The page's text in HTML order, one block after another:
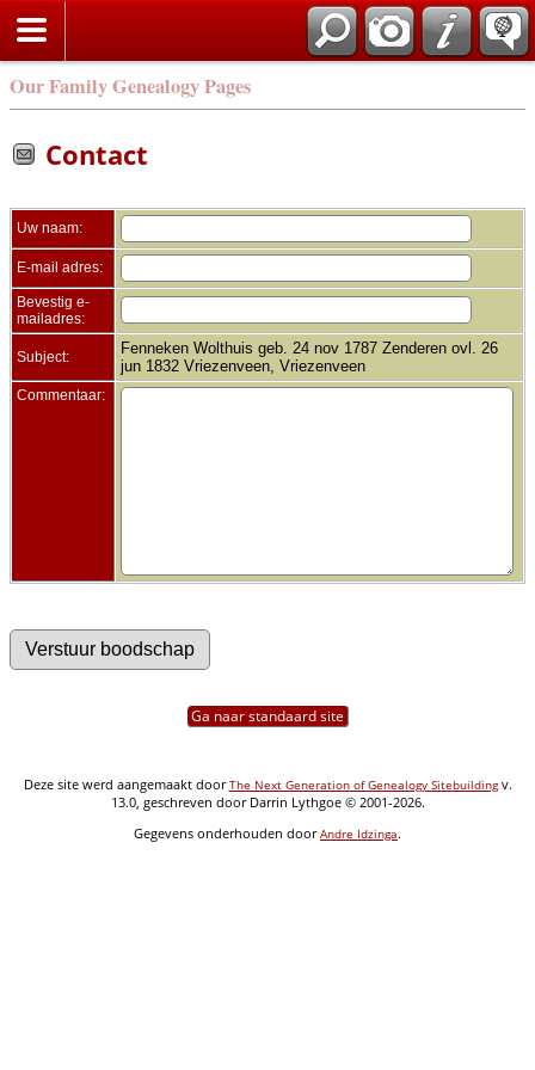
Our Family Genealogy Pages
Contact
Uw naam:
E-mail adres:
Bevestig e-
mailadres:
Subject:
Fenneken Wolthuis geb. 24 nov 1787 Zenderen ovl. 26
jun 1832 Vriezenveen, Vriezenveen
Commentaar:
Ga naar standaard site
Deze site werd aangemaakt doorThe Next Generation of Genealogy Sitebuildingv.
13.0, geschreven door Darrin Lythgoe © 2001-2026.
Gegevens onderhouden doorAndre Idzinga.